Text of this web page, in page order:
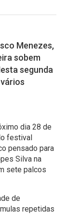
Menezes,
sobem
segunda
dia 28 de
festival
pensado para
Silva na
sete palcos
de
repetidas